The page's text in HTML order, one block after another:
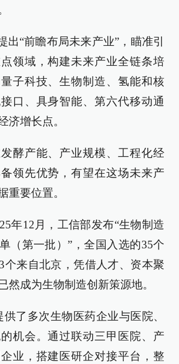
出“前瞻布局未来产业”，瞄准引
领域，构建未来产业全链条培
子科技、生物制造、氢能和核
口、具身智能、第六代移动通
济增长点。
酵产能、产业规模、工程化经
领先优势，有望在这场未来产
重要位置。
年12月，工信部发布“生物制造
（第一批）”，全国入选的35个
个来自北京，凭借人才、资本聚
然成为生物制造创新策源地。
了多次生物医药企业与医院、
机会。通过联动三甲医院、产
业，搭建医研企对接平台，整